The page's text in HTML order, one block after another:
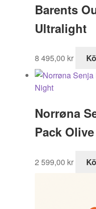
Barents
Ultralight
8 495,00 kr
Norrøna
Pack
2 599,00 kr